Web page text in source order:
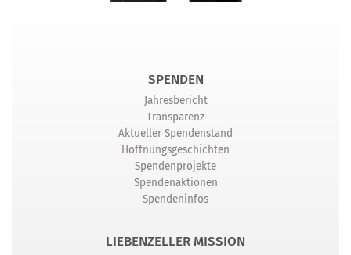
SPENDEN
Jahresbericht
Transparenz
Aktueller Spendenstand
Hoffnungsgeschichten
Spendenprojekte
Spendenaktionen
Spendeninfos
LIEBENZELLER MISSION